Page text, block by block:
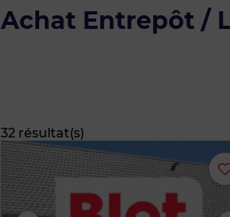
Achat Entrepôt /
32 résultat(s)